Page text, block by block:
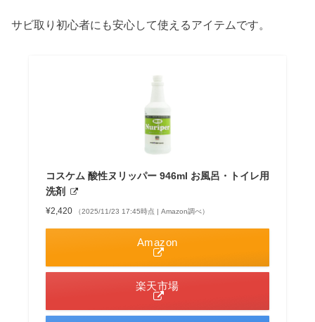
サビ取り初心者にも安心して使えるアイテムです。
コスケム 酸性ヌリッパー 946ml お風呂・トイレ用
洗剤
¥2,420 （2025/11/23 17:45時点 | Amazon調べ）
Amazon
楽天市場